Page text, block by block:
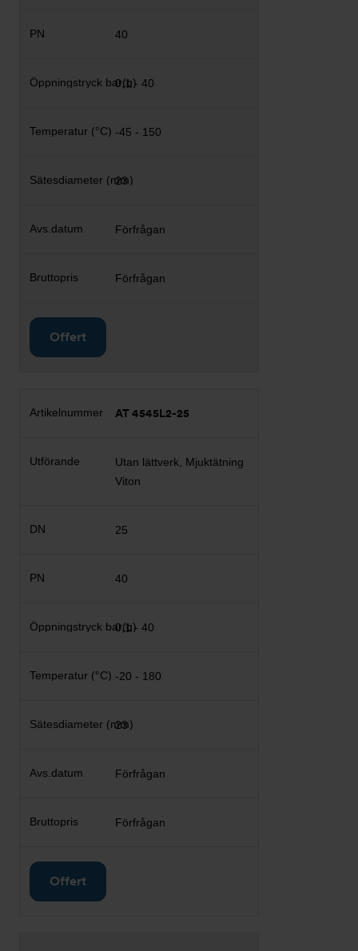
40
0,1 - 40
-45 - 150
23
Förfrågan
Förfrågan
Offert
AT 4545L2-25
Utan lättverk, Mjuktätning
Viton
25
40
0,1 - 40
-20 - 180
23
Förfrågan
Förfrågan
Offert